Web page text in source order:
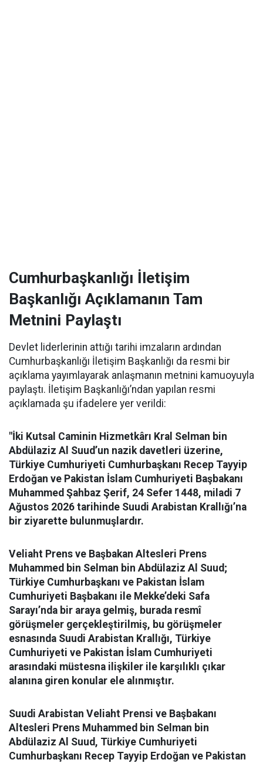
Cumhurbaşkanlığı İletişim
Başkanlığı Açıklamanın Tam
Metnini Paylaştı
Devlet liderlerinin attığı tarihi imzaların ardından
Cumhurbaşkanlığı İletişim Başkanlığı da resmi bir
açıklama yayımlayarak anlaşmanın metnini kamuoyuyla
paylaştı. İletişim Başkanlığı’ndan yapılan resmi
açıklamada şu ifadelere yer verildi:
"İki Kutsal Caminin Hizmetkârı Kral Selman bin
Abdülaziz Al Suud’un nazik davetleri üzerine,
Türkiye Cumhuriyeti Cumhurbaşkanı Recep Tayyip
Erdoğan ve Pakistan İslam Cumhuriyeti Başbakanı
Muhammed Şahbaz Şerif, 24 Sefer 1448, miladi 7
Ağustos 2026 tarihinde Suudi Arabistan Krallığı’na
bir ziyarette bulunmuşlardır.
Veliaht Prens ve Başbakan Altesleri Prens
Muhammed bin Selman bin Abdülaziz Al Suud;
Türkiye Cumhurbaşkanı ve Pakistan İslam
Cumhuriyeti Başbakanı ile Mekke’deki Safa
Sarayı’nda bir araya gelmiş, burada resmî
görüşmeler gerçekleştirilmiş, bu görüşmeler
esnasında Suudi Arabistan Krallığı, Türkiye
Cumhuriyeti ve Pakistan İslam Cumhuriyeti
arasındaki müstesna ilişkiler ile karşılıklı çıkar
alanına giren konular ele alınmıştır.
Suudi Arabistan Veliaht Prensi ve Başbakanı
Altesleri Prens Muhammed bin Selman bin
Abdülaziz Al Suud, Türkiye Cumhuriyeti
Cumhurbaşkanı Recep Tayyip Erdoğan ve Pakistan